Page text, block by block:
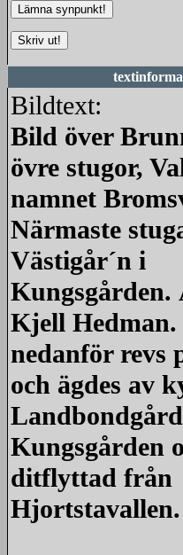
Bildtext:
Bild över
övre stugor,
namnet
Närmaste
Västigår´n i
Kungsgården.
Kjell Hedman.
nedanför revs
och ägdes av
Kungsgården
ditflyttad från
Hjortstavallen.